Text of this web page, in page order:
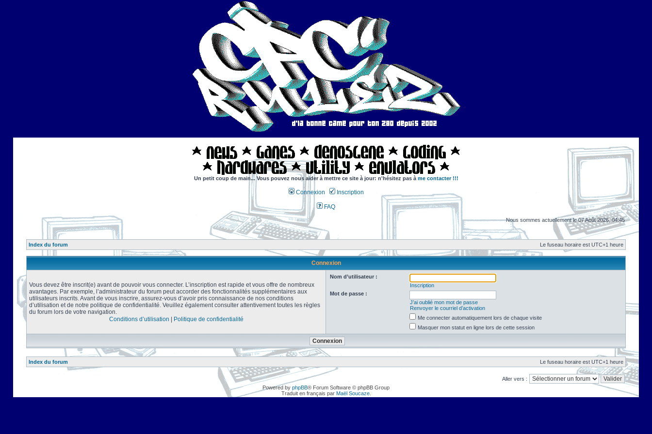
Un petit coup de main... Vous pouvez nous aider à mettre ce site à jour: n'hésitez pas à me contacter !!!
Connexion Inscription
FAQ
Nous sommes actuellement le 07 Août 2026, 04:45
Index du forum Le fuseau horaire est UTC+1 heure
Connexion
Vous devez être inscrit(e) avant de pouvoir vous connecter. L’inscription est rapide et vous offre de nombreux
avantages. Par exemple, l’administrateur du forum peut accorder des fonctionnalités supplémentaires aux
utilisateurs inscrits. Avant de vous inscrire, assurez-vous d’avoir pris connaissance de nos conditions
d’utilisation et de notre politique de confidentialité. Veuillez également consulter attentivement toutes les règles
du forum lors de votre navigation.
Conditions d’utilisation
Politique de confidentialité
Nom d’utilisateur :
Inscription
Mot de passe :
J’ai oublié mon mot de passe
Renvoyer le courriel d’activation
Me connecter automatiquement lors de chaque visite
Masquer mon statut en ligne lors de cette session
Index du forum Le fuseau horaire est UTC+1 heure
Aller vers :
Powered by phpBB® Forum Software © phpBB Group
Traduit en français par Maël Soucaze.